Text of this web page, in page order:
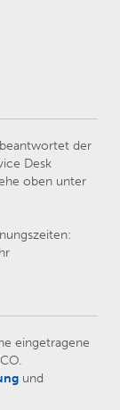
der
Desk
oben unter
eingetragene
und